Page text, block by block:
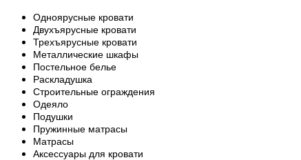
Одноярусные кровати
Двухъярусные кровати
Трехъярусные кровати
Металлические шкафы
Постельное белье
Раскладушка
Строительные ограждения
Одеяло
Подушки
Пружинные матрасы
Матрасы
Аксессуары для кровати